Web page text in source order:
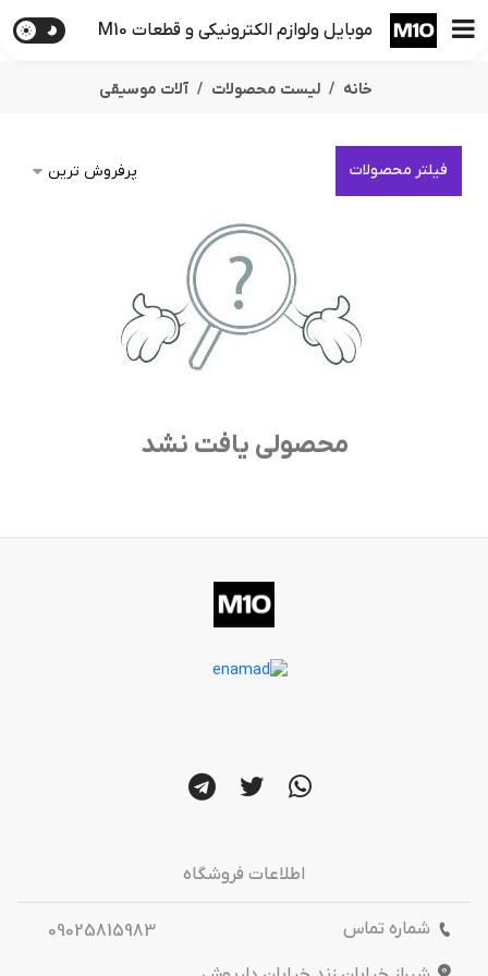
موبایل ولوازم الکترونیکی و قطعات M10
خانه لیست محصولات آلات موسیقی
فیلتر محصولات
محصولی یافت نشد
اطلاعات فروشگاه
شماره تماس
09025815983